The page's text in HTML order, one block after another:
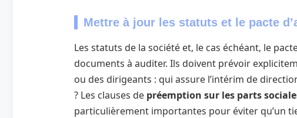
Mettre à jour les statuts et le pacte
Les statuts de la société et, le cas échéant, le
documents à auditer. Ils doivent prévoir
ou des dirigeants : qui assure l’intérim de
? Les clauses de préemption sur les parts
particulièrement importantes pour éviter qu’un